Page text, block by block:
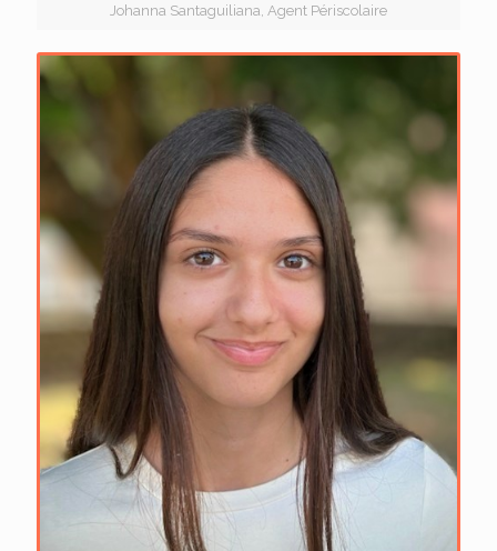
Johanna Santaguiliana, Agent Périscolaire